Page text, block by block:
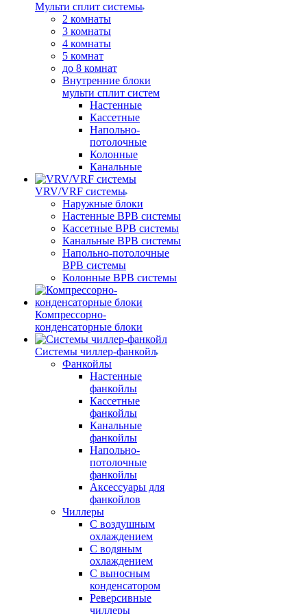
Мульти сплит системы
2 комнаты
3 комнаты
4 комнаты
5 комнат
до 8 комнат
Внутренние блоки
мульти сплит систем
Настенные
Кассетные
Напольно-
потолочные
Колонные
Канальные
VRV/VRF системы
Наружные блоки
Настенные ВРВ системы
Кассетные ВРВ системы
Канальные ВРВ системы
Напольно-потолочные
ВРВ системы
Колонные ВРВ системы
Компрессорно-
конденсаторные блоки
Системы чиллер-фанкойл
Фанкойлы
Настенные
фанкойлы
Кассетные
фанкойлы
Канальные
фанкойлы
Напольно-
потолочные
фанкойлы
Аксессуары для
фанкойлов
Чиллеры
С воздушным
охлаждением
С водяным
охлаждением
С выносным
конденсатором
Реверсивные
чиллеры